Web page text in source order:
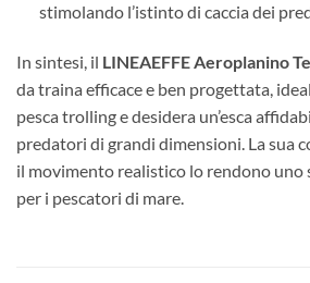
stimolando l’istinto di caccia dei
In sintesi, il LINEAEFFE Aeroplanino
da traina efficace e ben progettata,
pesca trolling e desidera un’esca
predatori di grandi dimensioni. La sua
il movimento realistico lo rendono uno
per i pescatori di mare.